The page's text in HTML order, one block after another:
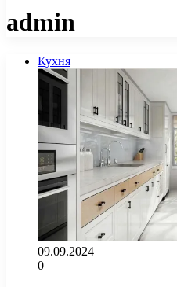
admin
Кухня
09.09.2024
0